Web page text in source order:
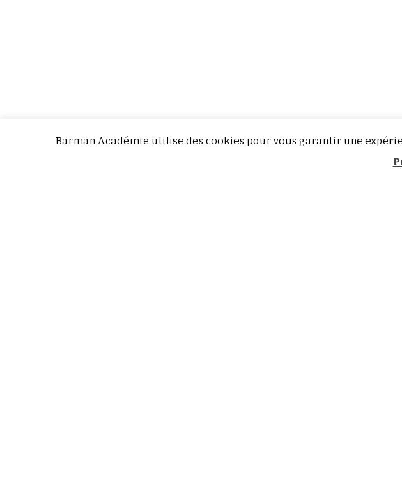
Barman Académie utilise des cookies pour vous garantir une